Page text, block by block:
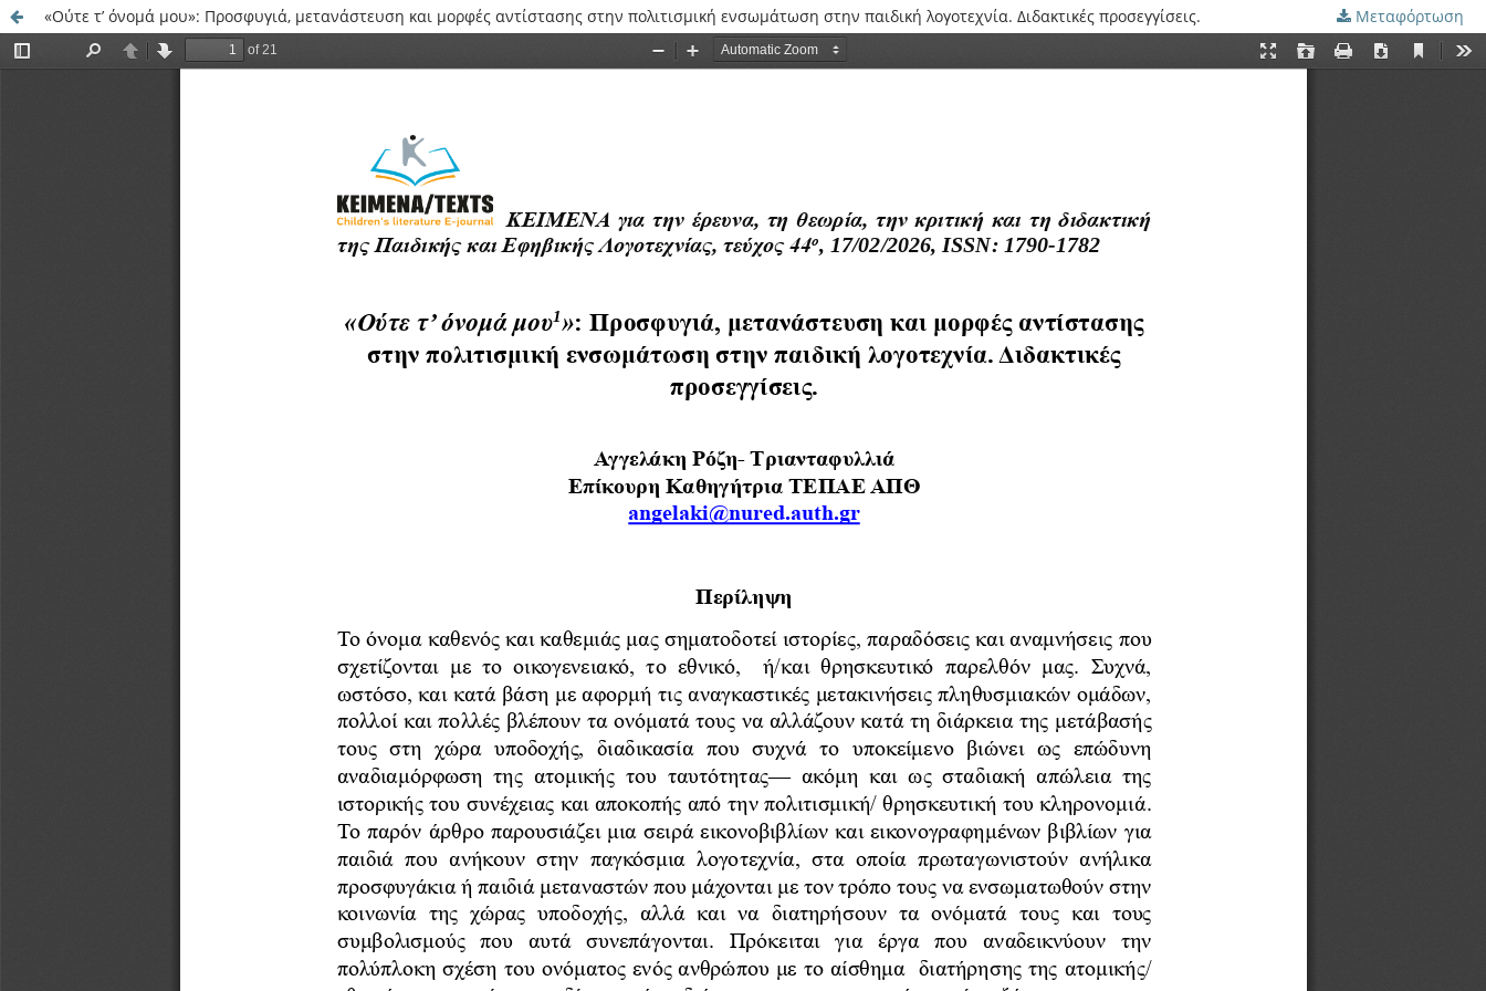
«Ούτε τ’ όνομά μου»: Προσφυγιά, μετανάστευση και μορφές αντίστασης στην πολιτισμική ενσωμάτωση στην παιδική λογοτεχνία. Διδακτικές προσεγγίσεις. Μεταφόρτωση